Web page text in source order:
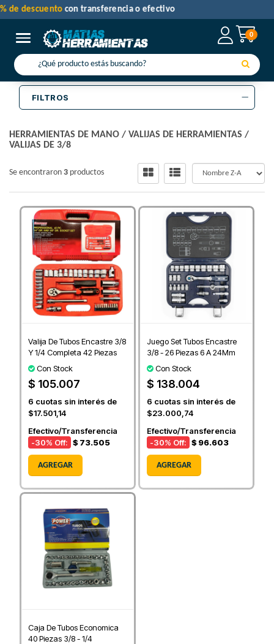
0
Toggle navigation
30% de descuentocon transferencia o efectivo
FILTROS
HERRAMIENTAS DE MANO / VALIJAS DE HERRAMIENTAS /
VALIJAS DE 3/8
Se encontraron 3 productos
Valija De Tubos Encastre 3/8
Y 1/4 Completa 42 Piezas
Con Stock
$ 105.007
6 cuotas sin interés de
$17.501,14
Efectivo/Transferencia
-30% Off: $ 73.505
AGREGAR
Juego Set Tubos Encastre
3/8 - 26 Piezas 6 A 24Mm
Con Stock
$ 138.004
6 cuotas sin interés de
$23.000,74
Efectivo/Transferencia
-30% Off: $ 96.603
AGREGAR
Caja De Tubos Economica
40 Piezas 3/8 - 1/4